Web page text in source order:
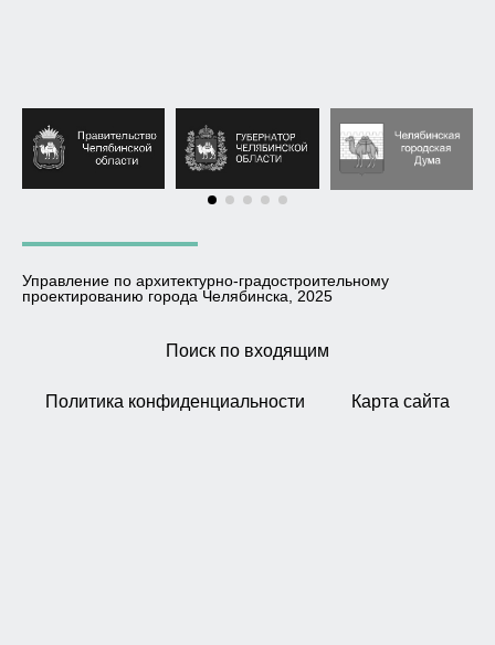
Управление по архитектурно-градостроительному
проектированию города Челябинска, 2025
Поиск по входящим
Политика конфиденциальности Карта сайта